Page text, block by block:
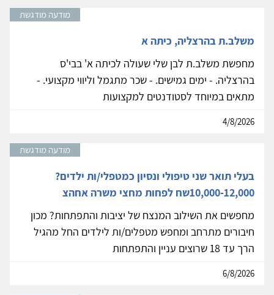
מודעה מודגשת
משלב.ת בהרצליה, כיתה א
מחפשת משלב.ת לבן שלי שעולה לכיתה א' בבי'ס
בהרצליה. - ימים גמישים. - שכר מתגמל וליווי מקצועי. -
מתאים במיוחד לסטודנטים למקצועות
4/8/2026
מודעה מודגשת
בעלי תואר שני טיפולי ונסיון כמטפלי/ות ילדים?
10,000-12,000שח לפחות מחצי משרה אחהצ
מחפשים את השילוב המנצח של יציבות והתפתחות? מכון
חיבורים מתרחב ומחפש מטפלים/ות לילדים החל מהגיל
הרך עד 18 שרוצים עניין והתפתחות
6/8/2026